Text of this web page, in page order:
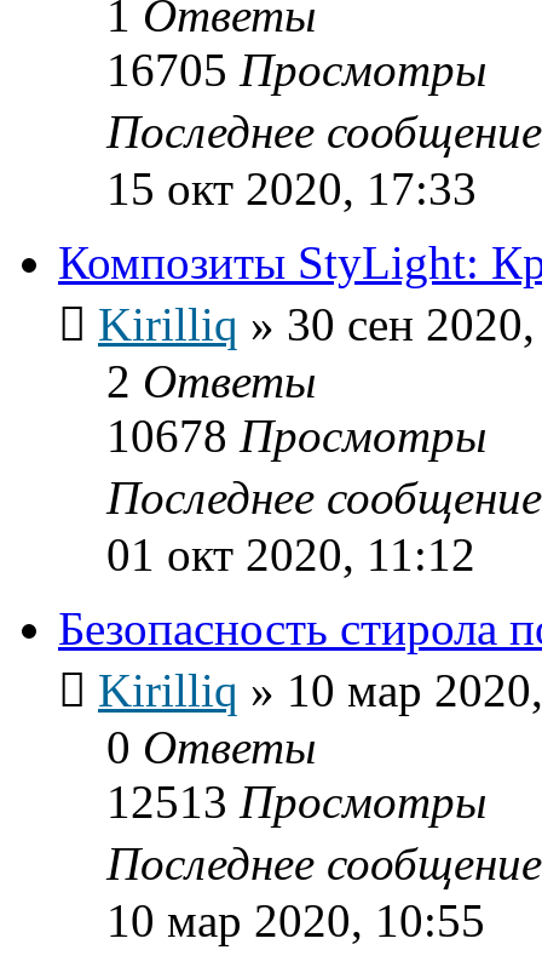
1 Ответы
16705 Просмотры
Последнее
15 окт 2020, 17:33
Композиты StyLight:
Kirilliq » 30 сен
2 Ответы
10678 Просмотры
Последнее
01 окт 2020, 11:12
Безопасность стирола
Kirilliq » 10 мар
0 Ответы
12513 Просмотры
Последнее
10 мар 2020, 10:55